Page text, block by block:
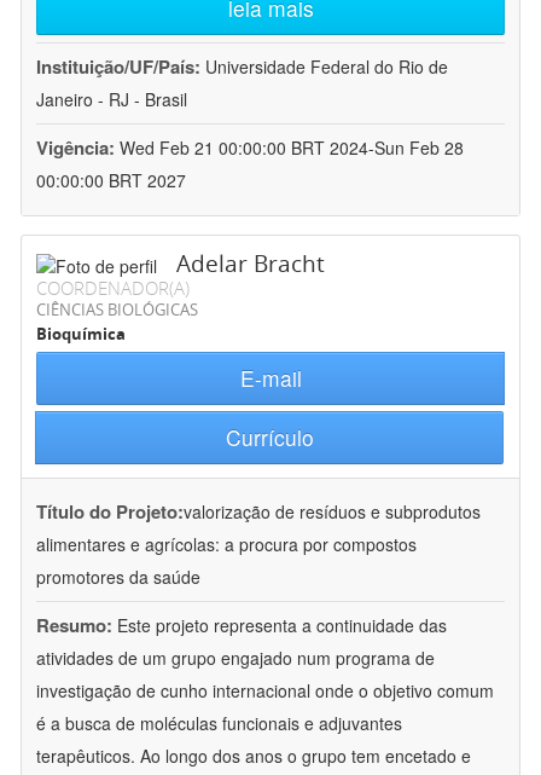
leia mais
Instituição/UF/País: Universidade Federal do Rio de
Janeiro - RJ - Brasil
Vigência: Wed Feb 21 00:00:00 BRT 2024-Sun Feb 28
00:00:00 BRT 2027
Adelar Bracht
COORDENADOR(A)
CIÊNCIAS BIOLÓGICAS
Bioquímica
E-mail
Currículo
Título do Projeto:valorização de resíduos e subprodutos
alimentares e agrícolas: a procura por compostos
promotores da saúde
Resumo: Este projeto representa a continuidade das
atividades de um grupo engajado num programa de
investigação de cunho internacional onde o objetivo comum
é a busca de moléculas funcionais e adjuvantes
terapêuticos. Ao longo dos anos o grupo tem encetado e